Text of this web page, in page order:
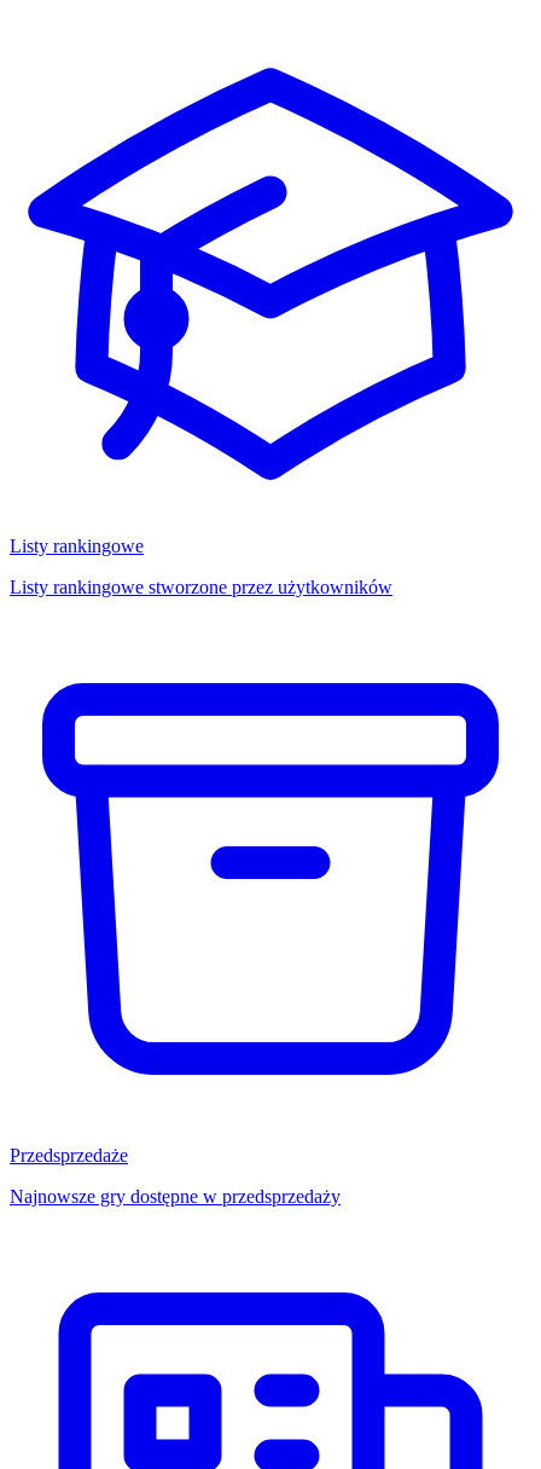
Listy rankingowe
Listy rankingowe stworzone przez użytkowników
Przedsprzedaże
Najnowsze gry dostępne w przedsprzedaży